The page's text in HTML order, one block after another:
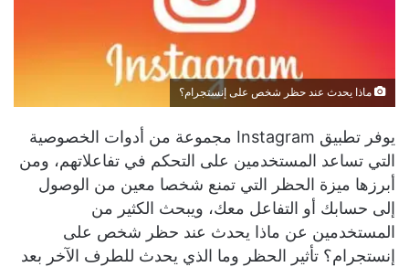
ماذا يحدث عند حظر شخص على إنستجرام؟
يوفر تطبيق Instagram مجموعة من أدوات الخصوصية
التي تساعد المستخدمين على التحكم في تفاعلاتهم، ومن
أبرزها ميزة الحظر التي تمنع شخصا معين من الوصول
إلى حسابك أو التفاعل معك، ويبحث الكثير من
المستخدمين عن ماذا يحدث عند حظر شخص على
إنستجرام؟ تأثير الحظر وما الذي يحدث للطرف الآخر بعد